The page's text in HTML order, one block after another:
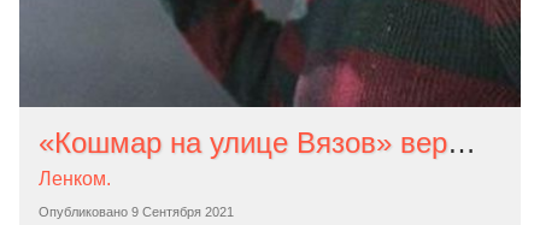
«Кошмар на улице Вязов» вернётся в российские кинотеатры к Хэллоуину
Опубликовано 9 Сентября 2021
Ленком.